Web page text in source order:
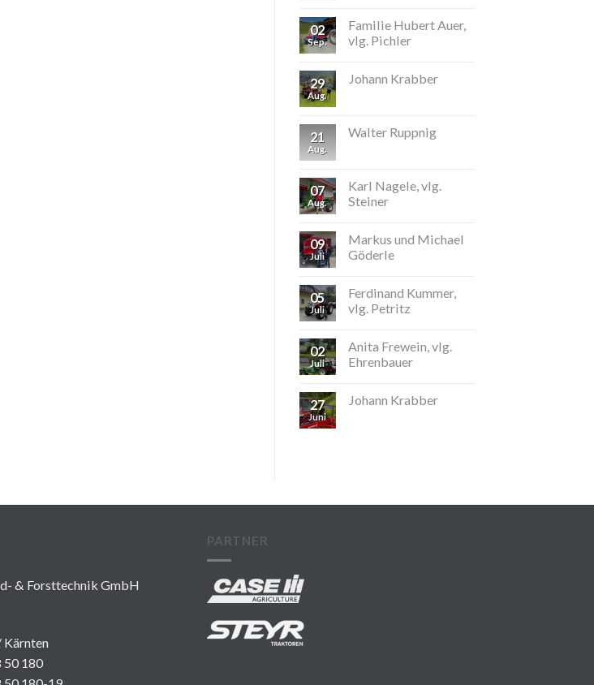
02
Sep.
Familie Hubert Auer,
vlg. Pichler
29
Aug.
Johann Krabber
21
Aug.
Walter Ruppnig
07
Aug.
Karl Nagele, vlg.
Steiner
09
Juli
Markus und Michael
Göderle
05
Juli
Ferdinand Kummer,
vlg. Petritz
02
Juli
Anita Frewein, vlg.
Ehrenbauer
27
Juni
Johann Krabber
& Forsttechnik GmbH
Kärnten
50 180
PARTNER